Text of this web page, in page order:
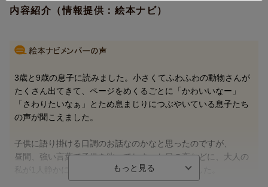
内容紹介（情報提供：絵本ナビ）
3歳と9歳の息子に読みました。小さくてふわふわの動物さんが
たくさん出てきて、ページをめくるごとに「かわいいなー」
「さわりたいなぁ」とため息まじりにつぶやいている息子たち
の声が聞こえました。
子供に語り掛ける口調のお話なのかなと思ったのですが、
昼間、強い言葉で子供を叱ってしまった日の夜などに、大人の
私が1人静かに読みたい絵本でもあるなと思いました。